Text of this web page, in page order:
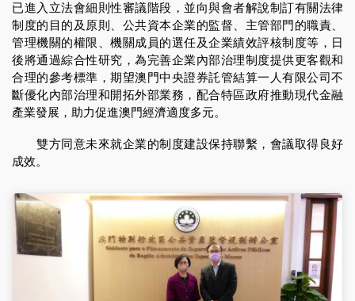
已進入立法會細則性審議階段，並向與會者解說制訂有關法律
制度的目的及原則、公共資本企業的監督、主管部門的職責、
管理機關的權限、機關成員的選任及企業績效評核制度等，日
後將通過綜合性研究，為完善企業內部治理制度提供更客觀和
合理的參考標準，期望澳門中央證券託管結算一人有限公司不
斷優化內部治理和開拓外部業務，配合特區政府推動現代金融
產業發展，助力促進澳門經濟適度多元。
雙方同意未來就企業的制度建設保持聯繫，會議取得良好
成效。